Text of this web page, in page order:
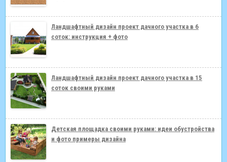
Ландшафтный дизайн проект дачного участка в 6
соток: инструкция + фото
Ландшафтный дизайн проект дачного участка в 15
соток своими руками
Детская площадка своими руками: идеи обустройства
и фото примеры дизайна